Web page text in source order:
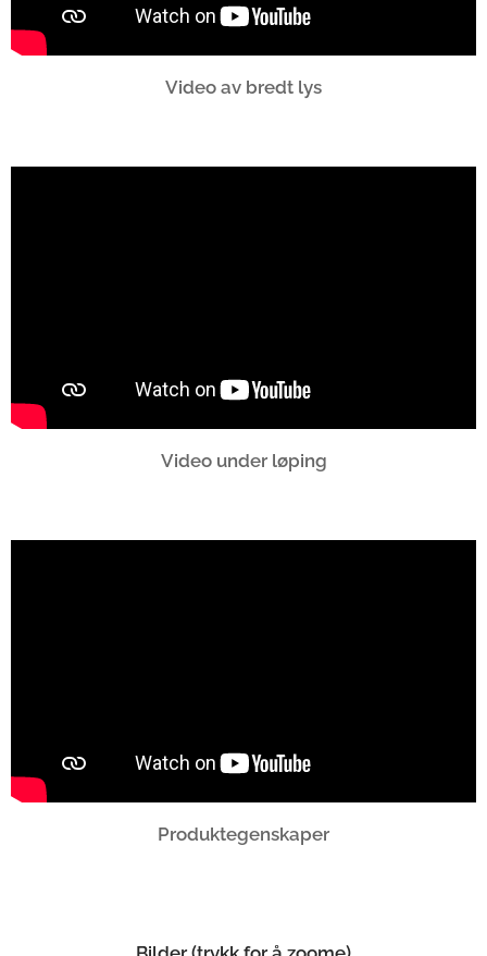
Video av bredt lys
Video under løping
Produktegenskaper